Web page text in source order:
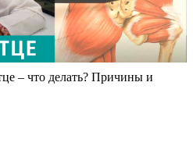
– что делать? Причины и